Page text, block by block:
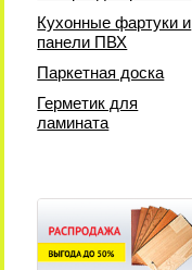
Кухонные фартуки и
панели ПВХ
Паркетная доска
Герметик для
ламината